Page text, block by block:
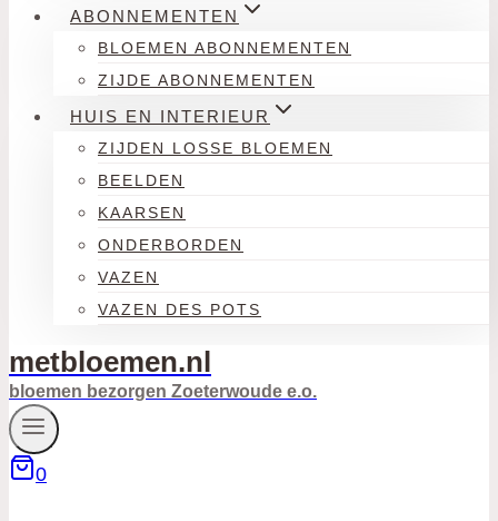
ABONNEMENTEN
BLOEMEN ABONNEMENTEN
ZIJDE ABONNEMENTEN
HUIS EN INTERIEUR
ZIJDEN LOSSE BLOEMEN
BEELDEN
KAARSEN
ONDERBORDEN
VAZEN
VAZEN DES POTS
metbloemen.nl
bloemen bezorgen Zoeterwoude e.o.
0